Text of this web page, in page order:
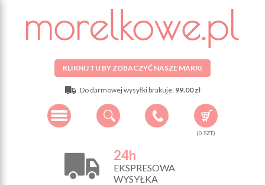
KLIKNIJ TU BY ZOBACZYĆ NASZE MARKI
Do darmowej wysyłki brakuje: 99.00 zł
(0 SZT.)
24h
EKSPRESOWA
WYSYŁKA